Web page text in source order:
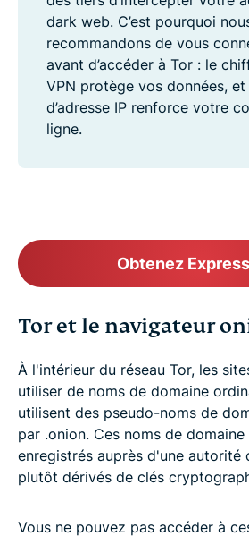
dark web. C’est pourquoi
recommandons de vous
avant d’accéder à Tor : le
VPN protège vos données,
d’adresse IP renforce votre
ligne.
Obtenez
Tor et le navigateur
À l'intérieur du réseau Tor, les
utiliser de noms de domaine
utilisent des pseudo-noms de
par .onion. Ces noms de
enregistrés auprès d'une autorité
plutôt dérivés de clés
Vous ne pouvez pas accéder à